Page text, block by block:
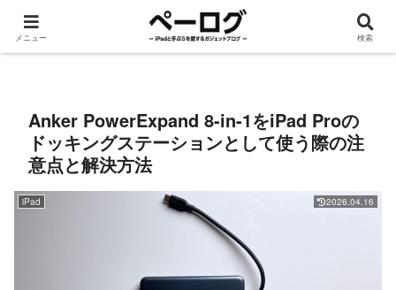
iPad Apple Watch ガジェット
Anker PowerExpand 8-in-1をiPad Proの
ドッキングステーションとして使う際の注
意点と解決方法
iPad 2026.04.16
メニュー 検索